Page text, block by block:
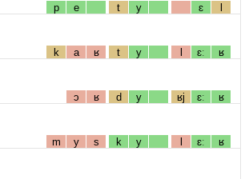
p e t y ɛ l
k a ʁ t y l ɛː ʁ
ɔ ʁ d y ʁj ɛː ʁ
m y s k y l ɛː ʁ